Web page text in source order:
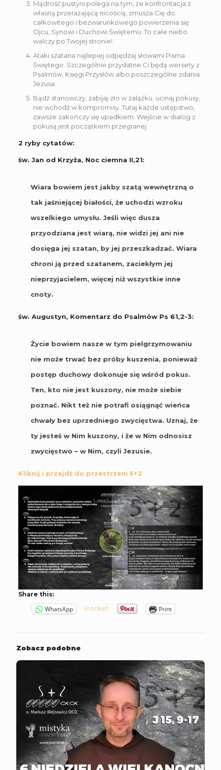
Mądrość pustyni polega na tym, że konfrontacja z
własną przerażającą nicością, zmusza Cię do
całkowitego i bezwarunkowego powierzenia się
Ojcu, Synowi i Duchowi Świętemu. To całe niebo
walczy po Twojej stronie!
Ataki szatana najlepiej odpędzaj słowami Pisma
Świętego. Szczególnie przydatne Ci będą wersety z
Psalmów, Księgi Przysłów albo poszczególne zdania
Jezusa.
Bądź stanowczy, zabijaj zło w zalążku, ucinaj pokusy,
nie wchodź w kompromisy. Tutaj każde ustępstwo,
zawsze zakończy się upadkiem. Wejście w dialog z
pokusą jest początkiem przegranej.
2 ryby cytatów:
św. Jan od Krzyża, Noc ciemna II,21:
Wiara bowiem jest jakby szatą wewnętrzną o
tak jaśniejącej białości, że uchodzi wzroku
wszelkiego umysłu. Jeśli więc dusza
przyodziana jest wiarą, nie widzi jej ani nie
dosięga jej szatan, by jej przeszkadzać. Wiara
chroni ją przed szatanem, zaciekłym jej
nieprzyjacielem, więcej niż wszystkie inne
cnoty.
św. Augustyn, Komentarz do Psalmów Ps 61,2-3:
Życie bowiem nasze w tym pielgrzymowaniu
nie może trwać bez próby kuszenia, ponieważ
postęp duchowy dokonuje się wśród pokus.
Ten, kto nie jest kuszony, nie może siebie
poznać. Nikt też nie potrafi osiągnąć wieńca
chwały bez uprzedniego zwycięstwa. Uznaj, że
ty jesteś w Nim kuszony, i że w Nim odnosisz
zwycięstwo – w Nim, czyli Jezusie.
Kliknij i przejdź do przestrzeni 5+2
Share this:
WhatsApp Pocket Print
Zobacz podobne